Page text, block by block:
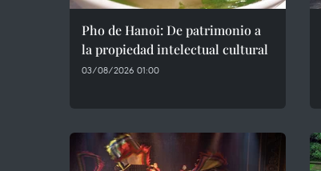
Pho de Hanoi: De patrimonio a
la propiedad intelectual cultural
03/08/2026 01:00